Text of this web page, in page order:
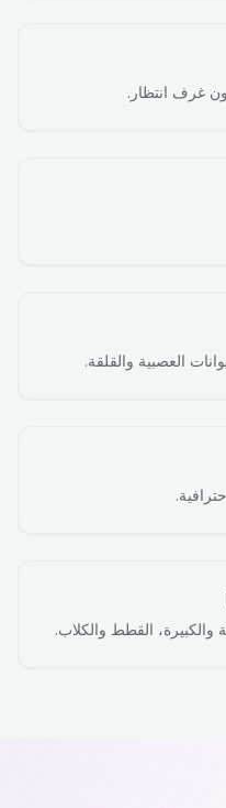
غرف انتظار.
العصبية والقلقة.
والكبيرة، القطط والكلاب.